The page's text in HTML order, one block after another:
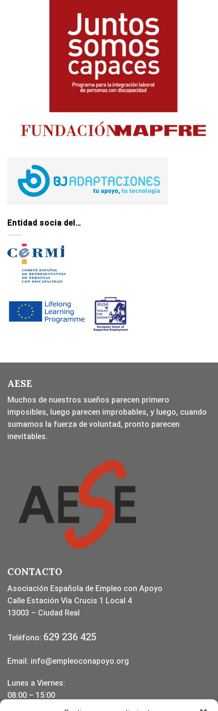
Entidad socia del…
AESE
Muchos de nuestros sueños parecen primero
imposibles, luego parecen improbables, y luego, cuando
sumamos la fuerza de voluntad, pronto parecen
inevitables.
CONTACTO
Asociación Española de Empleo con Apoyo
Calle Estación Vía Crucis 1 Local 4
13003 – Ciudad Real
Teléfono: 629 236 425
Email: info@empleoconapoyo.org
Lunes a Viernes:
08:00 – 15:00